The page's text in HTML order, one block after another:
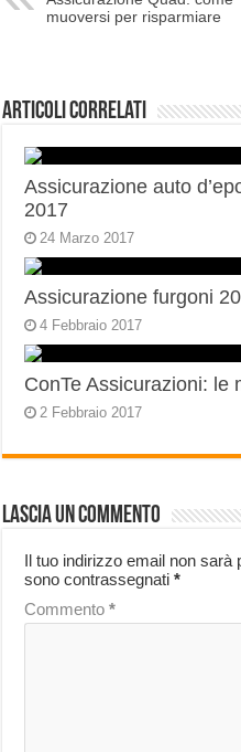
muoversi per risparmiare
Articoli correlati
Assicurazione auto
2017
24 Marzo 2017
Assicurazione furgoni
4 Febbraio 2017
ConTe Assicurazioni: le
2 Febbraio 2017
Lascia un commento
Il tuo indirizzo email non sarà
sono contrassegnati*
Commento*